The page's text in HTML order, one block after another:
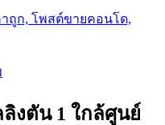
ถูก, โพสต์ขายคอนโด,
ลิงตัน 1 ใกล้ศูนย์